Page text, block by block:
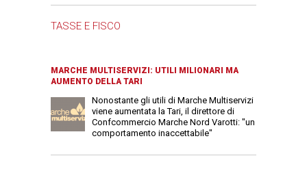
TASSE E FISCO
MARCHE MULTISERVIZI: UTILI MILIONARI MA
AUMENTO DELLA TARI
Nonostante gli utili di Marche Multiservizi
viene aumentata la Tari, il direttore di
Confcommercio Marche Nord Varotti: "un
comportamento inaccettabile"